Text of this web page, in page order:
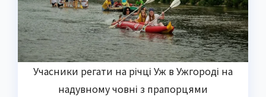
Учасники регати на річці Уж в Ужгороді на
надувному човні з прапорцями